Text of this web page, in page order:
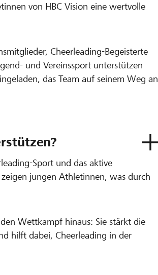
von HBC Vision eine wertvolle
Cheerleading-Begeisterte
und Vereinssport unterstützen
das Team auf seinem Weg an
Sport und das aktive
zeigen jungen Athletinnen, was durch
Wettkampf hinaus: Sie stärkt die
hilft dabei, Cheerleading in der